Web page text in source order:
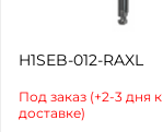
H1SEB-012-RAXL
Под заказ (+2-3 дня к
доставке)